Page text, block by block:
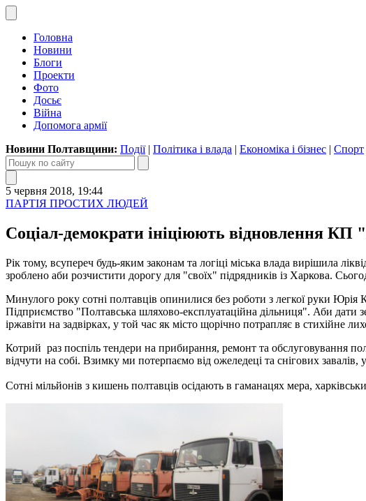
Головна
Новини
Блоги
Проекти
Фото
Досьє
Війна
Допомога армії
Новини Полтавщини: Події| Політика і влада | Економіка і бізнес | Спорт
5 червня 2018, 19:44
ПАРТІЯ ПРОСТИХ ЛЮДЕЙ
Соціал-демократи ініціюють відновлення
Рік тому, всупереч будь-яким законам та логіці міська влада вирішила
зроблено аби розчистити дорогу для "своїх" підрядників із Харкова.
Минулого року сотні полтавців опинилися без роботи з легкої руки
Підприємство "Полтавська шляхово-експлуатаційна дільниця". Аби дати
іржавіти на задвірках, у той час як місто щорічно потрапляє в стихійне
Котрий раз поспіль тендери на прибирання, ремонт та обслуговування
відчути на собі. Взимку ми потерпаємо від ожеледеці та снігових завалів,
Сотні мільйонів з кишень полтавців осідають в гаманацях мера,